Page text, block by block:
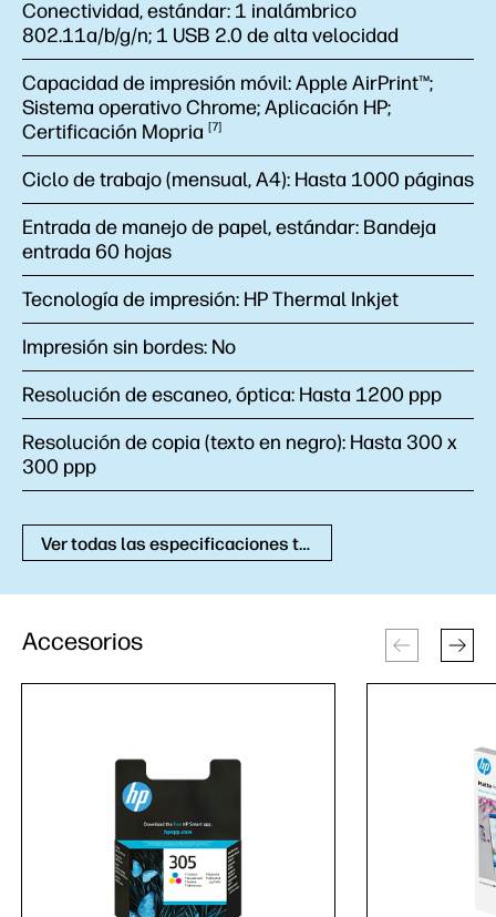
Conectividad, estándar: 1 inalámbrico
802.11a/b/g/n; 1 USB 2.0 de alta velocidad
Capacidad de impresión móvil:Apple AirPrint™;
Sistema operativo Chrome; Aplicación HP;
Certificación Mopria 7
Ciclo de trabajo (mensual, A4): Hasta 1000 páginas
Entrada de manejo de papel, estándar: Bandeja
entrada 60 hojas
Tecnología de impresión: HP Thermal Inkjet
Impresión sin bordes: No
Resolución de escaneo, óptica: Hasta 1200 ppp
Resolución de copia (texto en negro): Hasta 300 x
300 ppp
Ver todas las especificaciones técnicas
Accesorios